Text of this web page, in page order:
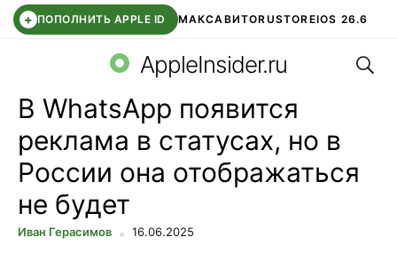
+ ПОПОЛНИТЬ APPLE ID МАКСАВИТОRUSTOREIOS 26.6
СБЕР КИДС ВТБ ОНЛАЙН ЧАТ В ROBLOX
AppleInsider.ru
В WhatsApp появится
реклама в статусах, но в
России она отображаться
не будет
Иван Герасимов 16.06.2025